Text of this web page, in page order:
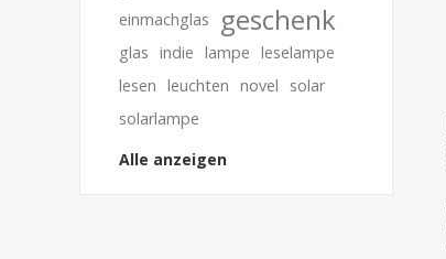
einmachglas
geschenk
glas indie lampe leselampe
lesen leuchten novel
solar
solarlampe
Alle anzeigen